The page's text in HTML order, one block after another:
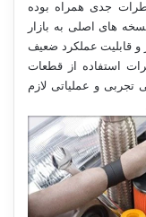
جدی همراه بوده
های اصلی به بازار
و قابلیت عملکرد ضعیف
استفاده از قطعات
تجربی و عملیاتی لازم